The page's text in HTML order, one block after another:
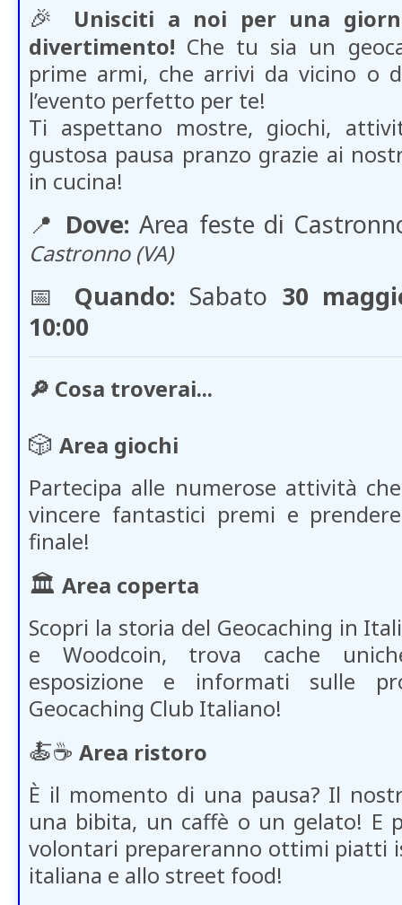
🎉
Unisciti a noi per una
divertimento! Che tu sia un
prime armi, che arrivi da vicino o
l’evento perfetto per te!
Ti aspettano mostre, giochi,
gustosa pausa pranzo grazie ai
in cucina!
📍 Dove: Area feste di
Castronno (VA)
📅 Quando: Sabato 30
10:00
🔎 Cosa troverai...
🎲 Area giochi
Partecipa alle numerose attività
vincere fantastici premi e
finale!
🏛️ Area coperta
Scopri la storia del Geocaching in
e Woodcoin, trova cache
esposizione e informati sulle
Geocaching Club Italiano!
🍝☕ Area ristoro
È il momento di una pausa? Il
una bibita, un caffè o un gelato! E
volontari prepareranno ottimi piatti
italiana e allo street food!